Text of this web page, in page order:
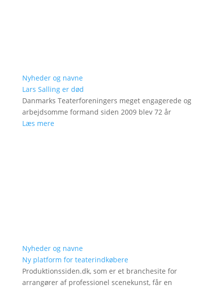
Nyheder og navne
Lars Salling er død
Danmarks Teaterforeningers meget engagerede og
arbejdsomme formand siden 2009 blev 72 år
Læs mere
Nyheder og navne
Ny platform for teaterindkøbere
Produktionssiden.dk, som er et branchesite for
arrangører af professionel scenekunst, får en